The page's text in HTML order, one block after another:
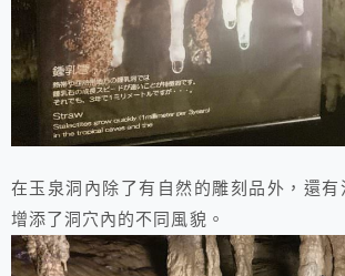
在玉泉洞內除了有自然的雕刻品外，還有
增添了洞穴內的不同風貌。